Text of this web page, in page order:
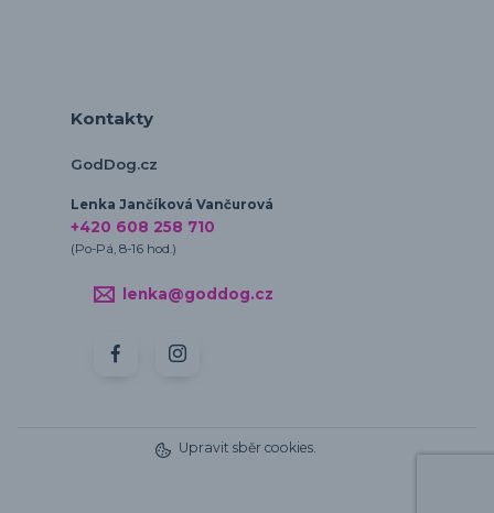
Kontakty
GodDog.cz
Lenka Jančíková Vančurová
+420 608 258 710
(Po-Pá, 8-16 hod.)
lenka@goddog.cz
Upravit sběr cookies.